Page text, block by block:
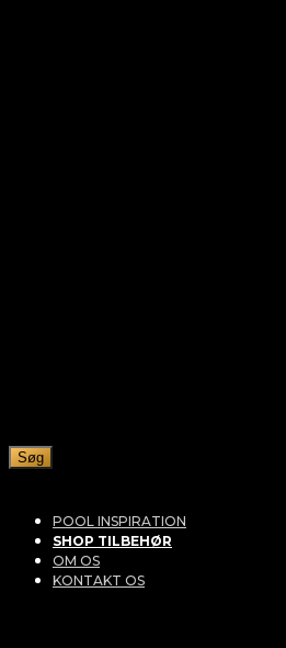
Søg
POOL INSPIRATION
SHOP TILBEHØR
OM OS
KONTAKT OS